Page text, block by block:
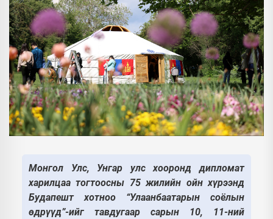
Монгол Улс, Унгар улс хооронд дипломат
харилцаа тогтоосны 75 жилийн ойн хүрээнд
Будапешт хотноо “Улаанбаатарын соёлын
өдрүүд”-ийг тавдугаар сарын 10, 11-ний